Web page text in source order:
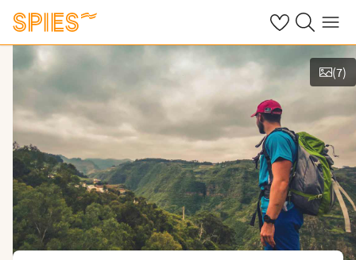
Se dine gemte
Søg påMenu
Vis billeder
(7)